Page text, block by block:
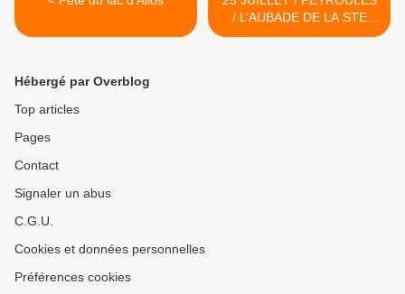
/ L’AUBADE DE LA STE
ANNE >
Hébergé par Overblog
Top articles
Pages
Contact
Signaler un abus
C.G.U.
Cookies et données personnelles
Préférences cookies